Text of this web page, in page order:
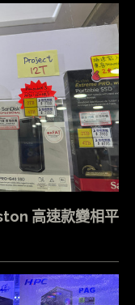
高速款變相平